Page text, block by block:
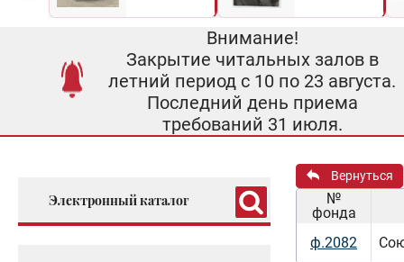
Внимание!
Закрытие читальных залов в
летний период с 10 по 23 августа.
Последний день приема
требований 31 июля.
Электронный каталог
Вернуться
№
фонда
ф.2082